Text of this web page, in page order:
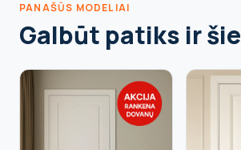
PANAŠŪS MODELIAI
Galbūt patiks ir šie